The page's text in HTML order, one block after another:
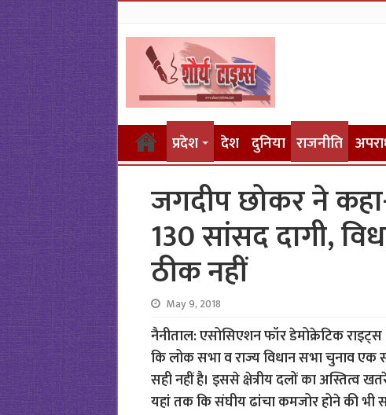
प्रदेश देश दुनिया राजनीति
जगदीप छोकर ने
130 सांसद दागी,
ठीक नहीं
May 9, 2018
नैनीताल: एसोसिएशन फॉर डेमोक्रेटिक
कि लोक सभा व राज्य विधान सभा चुनाव एक
सही नहीं है। इससे क्षेत्रीय दलों का अस्तित्व
यहां तक कि संघीय ढांचा कमजोर होने की भी